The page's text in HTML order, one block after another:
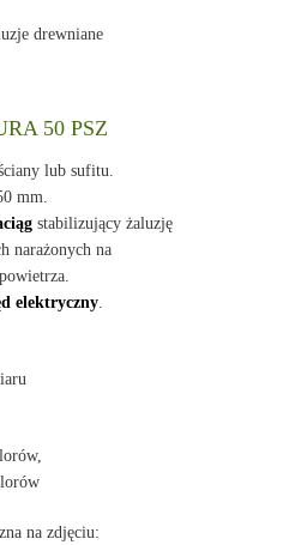
50 PSZ
lub sufitu.
mm.
stabilizujący żaluzję
narażonych na
elektryczny.
na zdjęciu: